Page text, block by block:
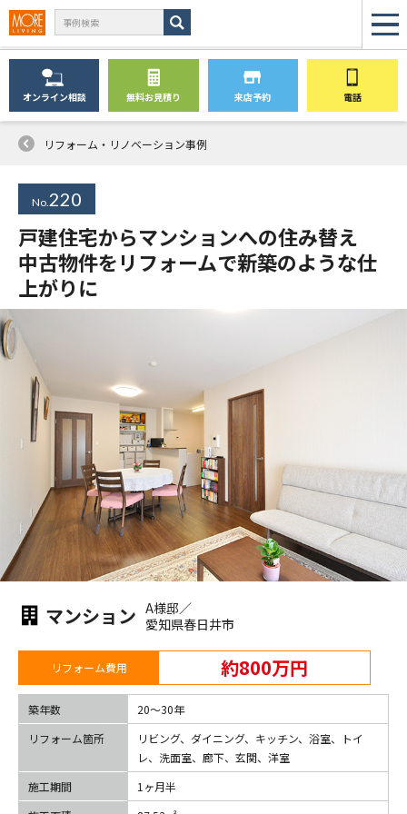
オンライン相談 無料お見積り 来店予約 電話
リフォーム・リノベーション事例
No.220
戸建住宅からマンションへの住み替え
中古物件をリフォームで新築のような仕
上がりに
マンション A様邸／
愛知県春日井市
リフォーム費用 約800万円
築年数
20〜30年
リフォーム箇所
リビング、ダイニング、キッチン、浴室、トイ
レ、洗面室、廊下、玄関、洋室
施工期間
1ヶ月半